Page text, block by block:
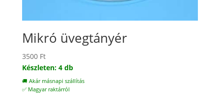
Mikró üvegtányér
3500 Ft
Készleten: 4 db
🚚 Akár másnapi szállítás
✅ Magyar raktárról